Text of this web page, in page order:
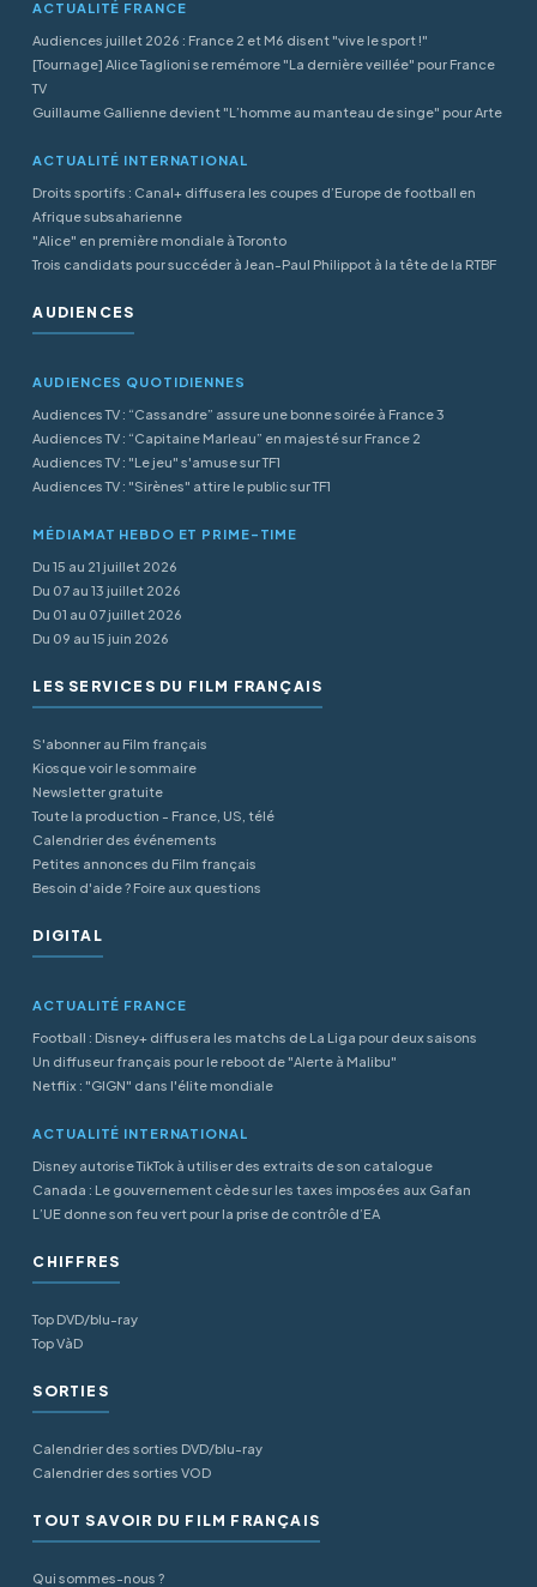
ACTUALITÉ FRANCE
Audiences juillet 2026 : France 2 et M6 disent "vive le sport !"
[Tournage] Alice Taglioni se remémore "La dernière veillée" pour France
TV
Guillaume Gallienne devient "L’homme au manteau de singe" pour Arte
ACTUALITÉ INTERNATIONAL
Droits sportifs : Canal+ diffusera les coupes d’Europe de football en
Afrique subsaharienne
"Alice" en première mondiale à Toronto
Trois candidats pour succéder à Jean-Paul Philippot à la tête de la RTBF
AUDIENCES
AUDIENCES QUOTIDIENNES
Audiences TV : “Cassandre” assure une bonne soirée à France 3
Audiences TV : “Capitaine Marleau” en majesté sur France 2
Audiences TV : "Le jeu" s'amuse sur TF1
Audiences TV : "Sirènes" attire le public sur TF1
MÉDIAMAT HEBDO ET PRIME-TIME
Du 15 au 21 juillet 2026
Du 07 au 13 juillet 2026
Du 01 au 07 juillet 2026
Du 09 au 15 juin 2026
LES SERVICES DU FILM FRANÇAIS
S'abonner au Film français
Kiosque voir le sommaire
Newsletter gratuite
Toute la production - France, US, télé
Calendrier des événements
Petites annonces du Film français
Besoin d'aide ? Foire aux questions
DIGITAL
ACTUALITÉ FRANCE
Football : Disney+ diffusera les matchs de La Liga pour deux saisons
Un diffuseur français pour le reboot de "Alerte à Malibu"
Netflix : "GIGN" dans l'élite mondiale
ACTUALITÉ INTERNATIONAL
Disney autorise TikTok à utiliser des extraits de son catalogue
Canada : Le gouvernement cède sur les taxes imposées aux Gafan
L’UE donne son feu vert pour la prise de contrôle d’EA
CHIFFRES
Top DVD/blu-ray
Top VàD
SORTIES
Calendrier des sorties DVD/blu-ray
Calendrier des sorties VOD
TOUT SAVOIR DU FILM FRANÇAIS
Qui sommes-nous ?